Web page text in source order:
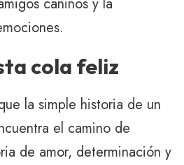
cola feliz
la simple historia de un
el camino de
de amor, determinación y